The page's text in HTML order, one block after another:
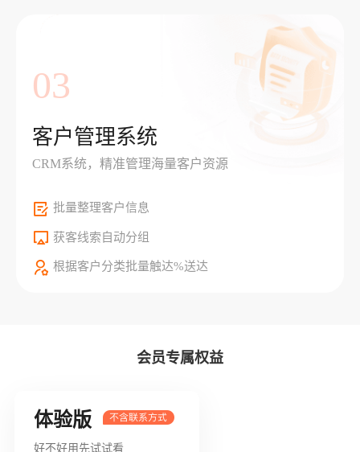
03
客户管理系统
CRM系统，精准管理海量客户资源
批量整理客户信息
获客线索自动分组
根据客户分类批量触达%送达
会员专属权益
体验版
好不好用先试试看